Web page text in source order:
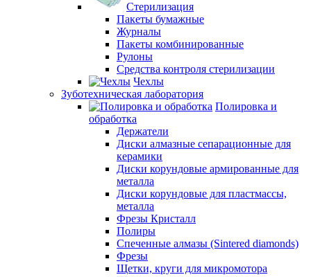
Стерилизация
Пакеты бумажные
Журналы
Пакеты комбинированные
Рулоны
Средства контроля стерилизации
Чехлы
Зуботехническая лаборатория
Полировка и
обработка
Держатели
Диски алмазные сепарационные для
керамики
Диски корундовые армированные для
металла
Диски корундовые для пластмассы,
металла
Фрезы Кристалл
Полиры
Спеченные алмазы (Sintered diamonds)
Фрезы
Щетки, круги для микромотора